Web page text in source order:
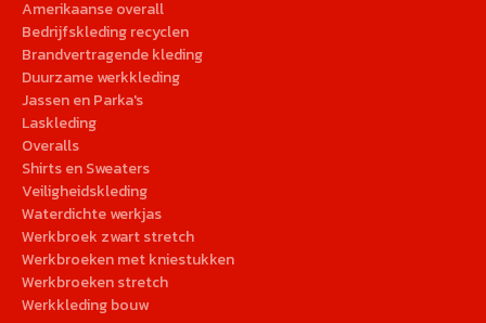
Amerikaanse overall
Bedrijfskleding recyclen
Brandvertragende kleding
Duurzame werkkleding
Jassen en Parka's
Laskleding
Overalls
Shirts en Sweaters
Veiligheidskleding
Waterdichte werkjas
Werkbroek zwart stretch
Werkbroeken met kniestukken
Werkbroeken stretch
Werkkleding bouw